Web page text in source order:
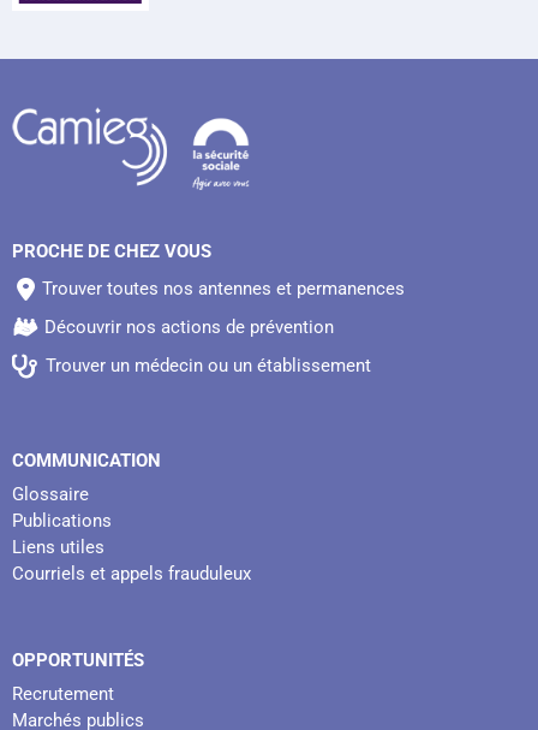
PROCHE DE CHEZ VOUS
Trouver toutes nos antennes et permanences
Découvrir nos actions de prévention
Trouver un médecin ou un établissement
COMMUNICATION
Glossaire
Publications
Liens utiles
Courriels et appels frauduleux
OPPORTUNITÉS
Recrutement
Marchés publics